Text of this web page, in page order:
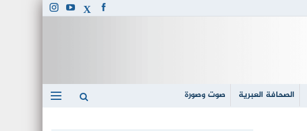
الصحافة العبرية صوت وصورة